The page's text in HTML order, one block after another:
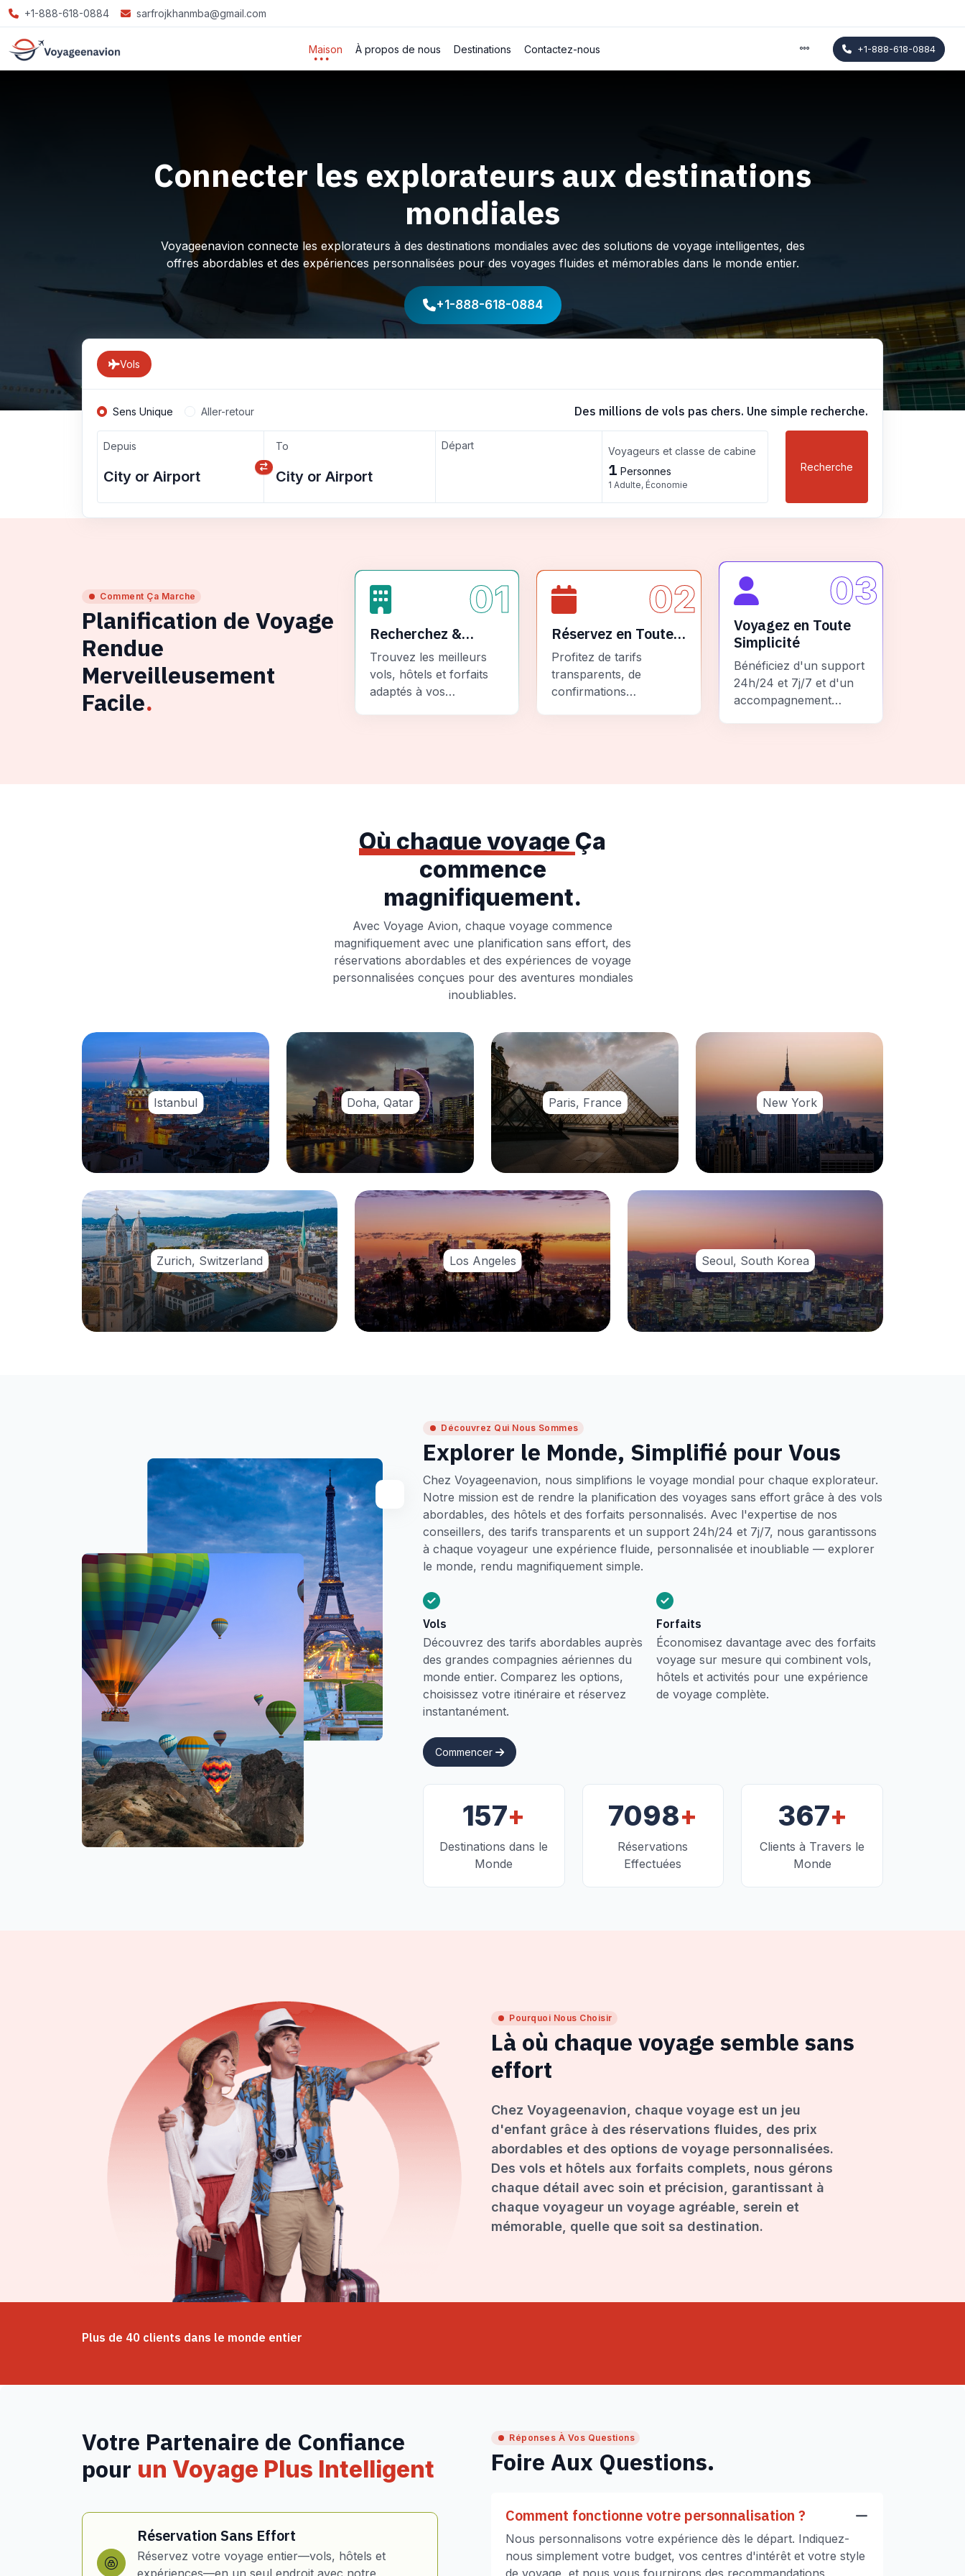
+1-888-618-0884 sarfrojkhanmba@gmail.com
Maison À propos de nous Destinations Contactez-nous +1-888-618-0884
Connecter les explorateurs aux destinations
mondiales
Voyageenavion connecte les explorateurs à des destinations mondiales avec des solutions de voyage intelligentes, des
offres abordables et des expériences personnalisées pour des voyages fluides et mémorables dans le monde entier.
+1-888-618-0884
Vols
Sens Unique Aller-retour Des millions de vols pas chers. Une simple recherche.
Depuis To Départ Voyageurs et classe de cabine
1 Personnes
1 Adulte, Économie
Recherche
Comment Ça Marche
Planification de Voyage
Rendue
Merveilleusement
Facile.
01
Recherchez &
Comparez
Trouvez les meilleurs
vols, hôtels et forfaits
adaptés à vos
02
Réservez en Toute
Sécurité
Profitez de tarifs
transparents, de
confirmations
03
Voyagez en Toute
Simplicité
Bénéficiez d'un support
24h/24 et 7j/7 et d'un
accompagnement
Où chaque voyage Ça
commence
magnifiquement.
Avec Voyage Avion, chaque voyage commence
magnifiquement avec une planification sans effort, des
réservations abordables et des expériences de voyage
personnalisées conçues pour des aventures mondiales
inoubliables.
Istanbul Doha, Qatar Paris, France New York
Zurich, Switzerland Los Angeles Seoul, South Korea
Découvrez Qui Nous Sommes
Explorer le Monde, Simplifié pour Vous
Chez Voyageenavion, nous simplifions le voyage mondial pour chaque explorateur.
Notre mission est de rendre la planification des voyages sans effort grâce à des vols
abordables, des hôtels et des forfaits personnalisés. Avec l'expertise de nos
conseillers, des tarifs transparents et un support 24h/24 et 7j/7, nous garantissons
à chaque voyageur une expérience fluide, personnalisée et inoubliable — explorer
le monde, rendu magnifiquement simple.
Vols
Découvrez des tarifs abordables auprès
des grandes compagnies aériennes du
monde entier. Comparez les options,
choisissez votre itinéraire et réservez
instantanément.
Forfaits
Économisez davantage avec des forfaits
voyage sur mesure qui combinent vols,
hôtels et activités pour une expérience
de voyage complète.
Commencer
157+
Destinations dans le
Monde
7098+
Réservations
Effectuées
367+
Clients à Travers le
Monde
Pourquoi Nous Choisir
Là où chaque voyage semble sans
effort
Chez Voyageenavion, chaque voyage est un jeu
d'enfant grâce à des réservations fluides, des prix
abordables et des options de voyage personnalisées.
Des vols et hôtels aux forfaits complets, nous gérons
chaque détail avec soin et précision, garantissant à
chaque voyageur un voyage agréable, serein et
mémorable, quelle que soit sa destination.
Plus de 40 clients dans le monde entier
Votre Partenaire de Confiance
pour un Voyage Plus Intelligent
Réservation Sans Effort
Réservez votre voyage entier—vols, hôtels et
expériences—en un seul endroit avec notre
Réponses À Vos Questions
Foire Aux Questions.
Comment fonctionne votre personnalisation ?
Nous personnalisons votre expérience dès le départ. Indiquez-
nous simplement votre budget, vos centres d'intérêt et votre style
de voyage, et nous vous fournirons des recommandations